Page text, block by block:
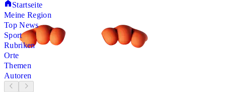
Startseite
Meine Region
Top News
Sport
Rubriken
Orte
Themen
Autoren